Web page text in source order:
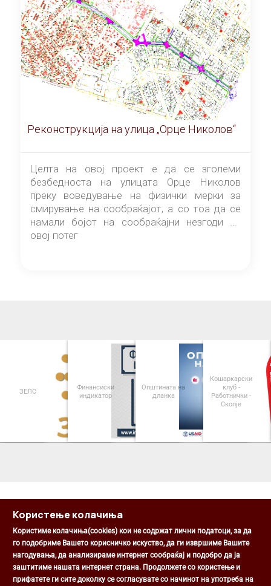
Реконструкција на улица „Орце Николов“
Целта на овој проект е да се зголеми
безбедноста на улицата Орце Николов
преку воведување на физички мерки за
смирување на сообраќајот, а со тоа да се
намали бојот на сообраќајни незгоди на
овој потег
ЗЕЛС
Финансиски
индикатор
Општината на
дланка
Кошаркарски
клуб -
Работнички -
Скопје
Општина Центар
Михаил Цоков бр. 1, Скопје
Користење колачиња
Користиме колачиња(cookies) кои не содржат лични податоци, за да
го подобриме Вашето корисничко искуство, да ги извршиме Вашите
нагодувања, да анализираме интернет сообраќај и подобро да ја
заштитиме нашата интернет страна. Продолжете со користење и
прифатете ги сите доколку се согласувате со начинот на употреба на